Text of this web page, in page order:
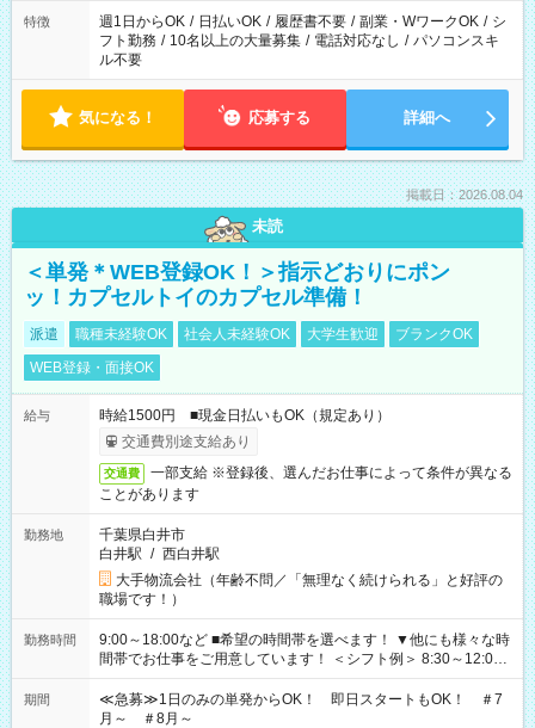
ください！
特徴 週1日からOK / 日払いOK / 履歴書不要 / 副業・WワークOK / シ
フト勤務 / 10名以上の大量募集 / 電話対応なし / パソコンスキ
ル不要
気になる！ 応募する 詳細へ
掲載日：2026.08.04
未読
＜単発＊WEB登録OK！＞指示どおりにポン
ッ！カプセルトイのカプセル準備！
派遣 職種未経験OK 社会人未経験OK 大学生歓迎
ブランクOK
WEB登録・面接OK
給与
時給1500円 ■現金日払いもOK（規定あり）
交通費別途支給あり
交通費
一部支給 ※登録後、選んだお仕事によって条件が異なる
ことがあります
勤務地
千葉県白井市
白井駅 / 西白井駅
大手物流会社（年齢不問／「無理なく続けられる」と好評の
職場です！）
勤務時間
9:00～18:00など ■希望の時間帯を選べます！ ▼他にも様々な時
間帯でお仕事をご用意しています！ ＜シフト例＞ 8:30～12:00
17:00～22:00 13:00～22:00 22:00～翌6:00 など
期間
≪急募≫1日のみの単発からOK！ 即日スタートもOK！ ＃7
月～ ＃8月～